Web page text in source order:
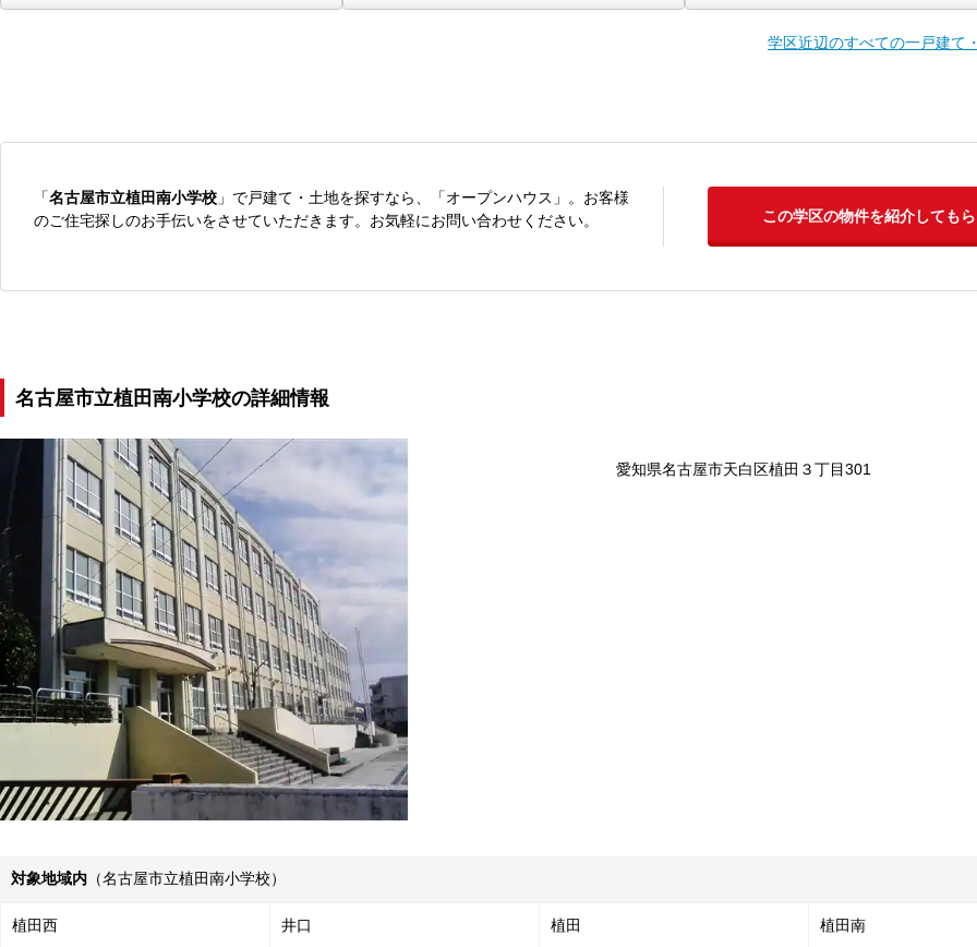
学区近辺のすべての一戸建て
「名古屋市立植田南小学校 」で戸建て・土地を探すなら、「オープンハウス」。お客様
のご住宅探しのお手伝いをさせていただきます。お気軽にお問い合わせください。
この学区の物件を紹介してもら
名古屋市立植田南小学校の詳細情報
愛知県名古屋市天白区植田３丁目301
対象地域内 （名古屋市立植田南小学校）
植田西 井口 植田 植田南